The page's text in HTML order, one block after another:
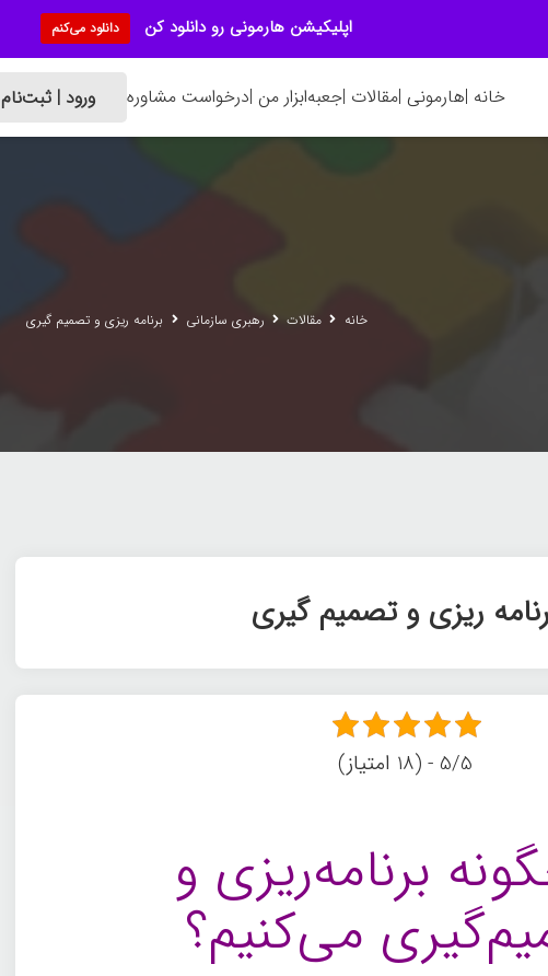
خانه |هارمونی |مقالات |جعبه‌ابزار من |درخواست مشاوره ورود | ثبت‌نام
خانه مقالات رهبری سازمانی برنامه ریزی و تصمیم گیری
ریزی و تصمیم گیری
5/5 - (18 امتیاز)
برنامه­‌ریزی و
می‌کنیم؟
اپلیکیشن هارمونی رو دانلود کن دانلود می‌کنم